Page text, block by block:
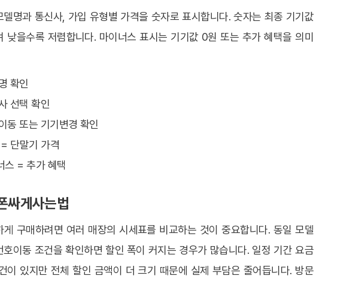
델명과 통신사, 가입 유형별 가격을 숫자로 표시합니다. 숫자는 최종 기기값
낮을수록 저렴합니다. 마이너스 표시는 기기값 0원 또는 추가 혜택을 의미
확인
선택 확인
동 또는 기기변경 확인
단말기 가격
스 = 추가 혜택
싸게사는법
게 구매하려면 여러 매장의 시세표를 비교하는 것이 중요합니다. 동일 모델
호이동 조건을 확인하면 할인 폭이 커지는 경우가 많습니다. 일정 기간 요금
이 있지만 전체 할인 금액이 더 크기 때문에 실제 부담은 줄어듭니다. 방문